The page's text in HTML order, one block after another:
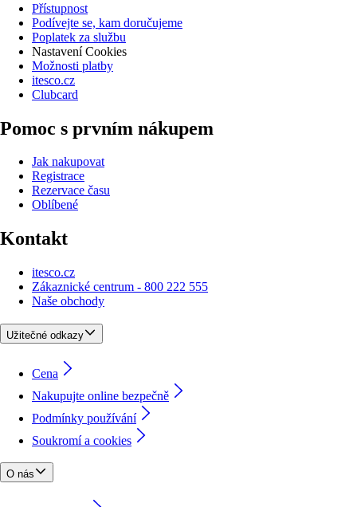
Přístupnost
Podívejte se, kam doručujeme
Poplatek za službu
Nastavení Cookies
Možnosti platby
itesco.cz
Clubcard
Pomoc s prvním nákupem
Jak nakupovat
Registrace
Rezervace času
Oblíbené
Kontakt
itesco.cz
Zákaznické centrum - 800 222 555
Naše obchody
Užitečné odkazy
Cena
Nakupujte online bezpečně
Podmínky používání
Soukromí a cookies
O nás